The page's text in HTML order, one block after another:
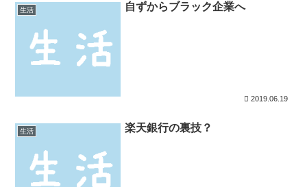
生活 自ずからブラック企業へ
2019.06.19
生活 楽天銀行の裏技？